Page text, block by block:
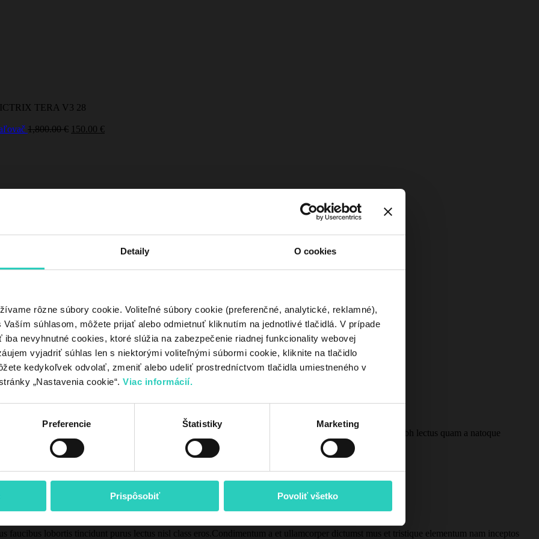
Detaily O cookies
rôzne súbory cookie. Voliteľné súbory cookie (preferenčné, analytické, reklamné),
súhlasom, môžete prijať alebo odmietnuť kliknutím na jednotlivé tlačidlá. V prípade
nevyhnutné cookies, ktoré slúžia na zabezpečenie riadnej funkcionality webovej
vyjadriť súhlas len s niektorými voliteľnými súbormi cookie, kliknite na tlačidlo
kedykoľvek odvolať, zmeniť alebo udeliť prostredníctvom tlačidla umiestneného v
„Nastavenia cookie“. Viac informácií.
Preferencie Štatistiky Marketing
Prispôsobiť Povoliť všetko
TERA V3 28
1,800.00€ 150.00 €
ohrev
dui adipiscing convallis bulum parturient suspendisse parturient a.Parturient in parturient scelerisque nibh lectus quam a natoque
suspendisse.
hendre.
faucibus lobortis tincidunt purus lectus nisl class eros.Condimentum a et ullamcorper dictumst mus et tristique elementum nam inceptos